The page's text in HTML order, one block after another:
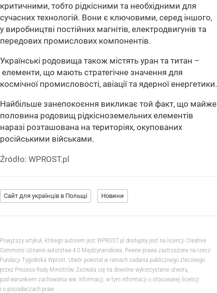
критичними, тобто рідкісними та необхідними для
сучасних технологій. Вони є ключовими, серед іншого,
у виробництві постійних магнітів, електродвигунів та
передових промислових компонентів.
Українські родовища також містять уран та титан –
елементи, що мають стратегічне значення для
космічної промисловості, авіації та ядерної енергетики.
Найбільше занепокоєння викликає той факт, що майже
половина родовищ рідкісноземельних елементів
наразі розташована на територіях, окупованих
російськими військами.
Źródło: WPROST.pl
Сайт для українців в Польщі Новини
Powyższy artykuł, którego autorem jest WPROST.pl dostępny jest na licencji Creative
Commons Uznanie autorstwa 4.0 Międzynarodowa. Pewne prawa zastrzeżone na rzecz
Fundacji Tygodnika Wprost. Utwór powstał w ramach zadania publicznego zleconego
przez Prezesa Rady Ministrów. Zezwala się na dowolne wykorzystanie utworu,
pod warunkiem zachowania ww. informacji, w tym informacji o stosowanej licencji
i o posiadaczach praw.